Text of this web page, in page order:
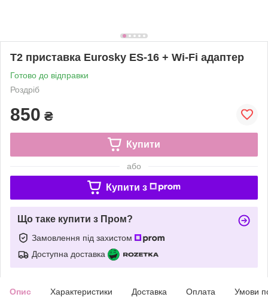
Т2 приставка Eurosky ES-16 + Wi-Fi адаптер
Готово до відправки
Роздріб
850 ₴
Купити
або
Купити з
Що таке купити з Пром?
Замовлення під захистом
Доступна доставка
Опис Характеристики Доставка Оплата Умови